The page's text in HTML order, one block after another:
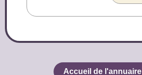
Accueil de l'annuaire